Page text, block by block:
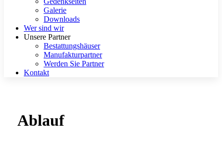
Galerie
Downloads
Wer sind wir
Unsere Partner
Bestattungshäuser
Manufakturpartner
Werden Sie Partner
Kontakt
Ablauf